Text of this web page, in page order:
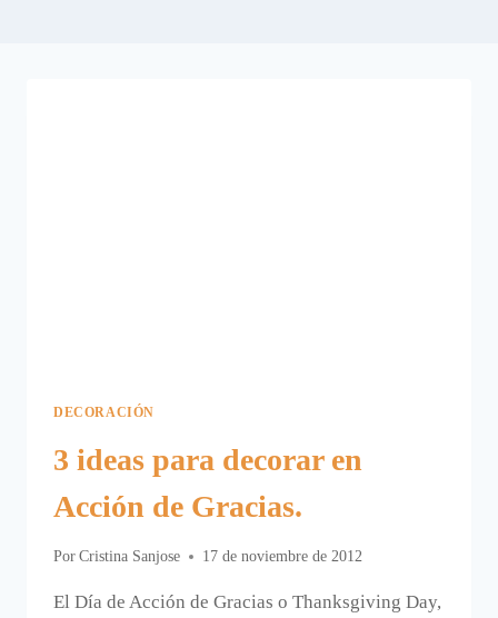
DECORACIÓN
3 ideas para decorar en
Acción de Gracias.
Por Cristina Sanjose 17 de noviembre de 2012
El Día de Acción de Gracias o Thanksgiving Day,